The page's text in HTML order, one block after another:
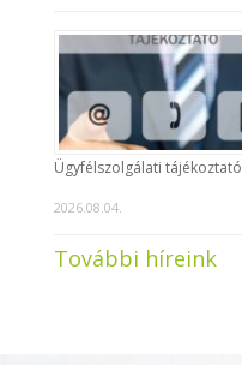
Ügyfélszolgálati tájékoztató
2026.08.04.
További híreink